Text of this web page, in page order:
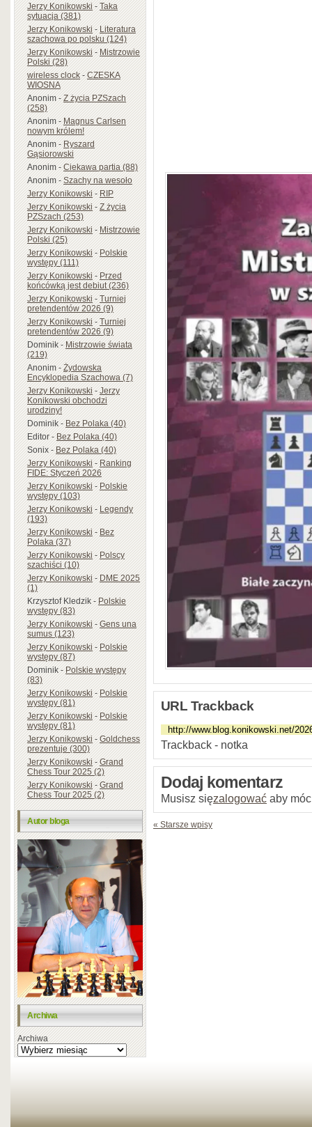
Jerzy Konikowski-Taka
sytuacja (381)
Jerzy Konikowski-Literatura
szachowa po polsku (124)
Jerzy Konikowski-Mistrzowie
Polski (28)
wireless clock-CZESKA
WIOSNA
Anonim-Z życia PZSzach
(258)
Anonim-Magnus Carlsen
nowym królem!
Anonim-Ryszard
Gąsiorowski
Anonim-Ciekawa partia (88)
Anonim-Szachy na wesoło
Jerzy Konikowski-RIP
Jerzy Konikowski-Z życia
PZSzach (253)
Jerzy Konikowski-Mistrzowie
Polski (25)
Jerzy Konikowski-Polskie
występy (111)
Jerzy Konikowski-Przed
końcówką jest debiut (236)
Jerzy Konikowski-Turniej
pretendentów 2026 (9)
Jerzy Konikowski-Turniej
pretendentów 2026 (9)
Dominik-Mistrzowie świata
(219)
Anonim-Żydowska
Encyklopedia Szachowa (7)
Jerzy Konikowski-Jerzy
Konikowski obchodzi
urodziny!
Dominik-Bez Polaka (40)
Editor-Bez Polaka (40)
Sonix-Bez Polaka (40)
Jerzy Konikowski-Ranking
FIDE: Styczeń 2026
Jerzy Konikowski-Polskie
występy (103)
Jerzy Konikowski-Legendy
(193)
Jerzy Konikowski-Bez
Polaka (37)
Jerzy Konikowski-Polscy
szachiści (10)
Jerzy Konikowski-DME 2025
(1)
Krzysztof Kledzik-Polskie
występy (83)
Jerzy Konikowski-Gens una
sumus (123)
Jerzy Konikowski-Polskie
występy (87)
Dominik-Polskie występy
(83)
Jerzy Konikowski-Polskie
występy (81)
Jerzy Konikowski-Polskie
występy (81)
Jerzy Konikowski-Goldchess
prezentuje (300)
Jerzy Konikowski-Grand
Chess Tour 2025 (2)
Jerzy Konikowski-Grand
Chess Tour 2025 (2)
Autor bloga
Archiwa
Archiwa
URL Trackback
Trackback - notka
Dodaj komentarz
Musisz sięzalogować aby
« Starsze wpisy